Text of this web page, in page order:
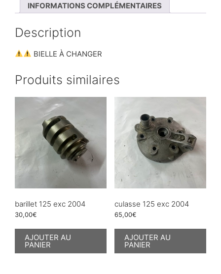
INFORMATIONS COMPLÉMENTAIRES
Description
BIELLE À CHANGER
Produits similaires
barillet 125 exc 2004
30,00€
AJOUTER AU
PANIER
culasse 125 exc 2004
65,00€
AJOUTER AU
PANIER